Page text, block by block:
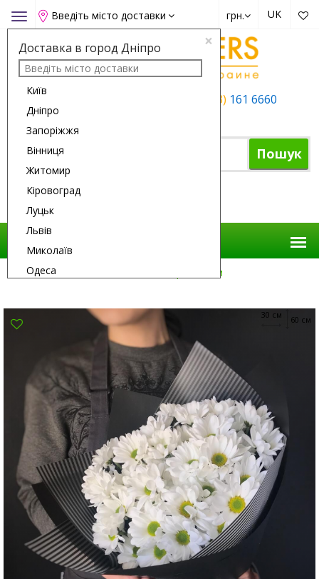
Toggle
navigation
Введіть місто доставки
×
Доставка в город Дніпро
Київ
Дніпро
Запоріжжя
Вінниця
Житомир
Кіровоград
Луцьк
Львів
Миколаїв
Одеса
Рівне
Херсон
UK
грн.
+38 (063) 161 6660
Пошук
Доставка Квітів 7 Хризантем
60 см
30 см